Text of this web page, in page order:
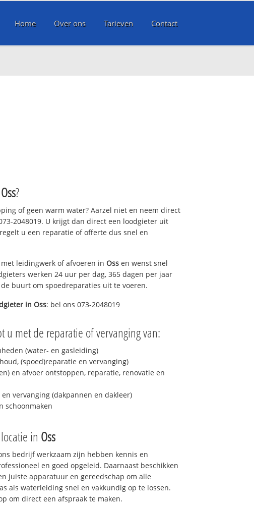
Home Over ons Tarieven Contact
Oss?
of geen warm water? Aarzel niet en neem direct
2048019. U krijgt dan direct een loodgieter uit
u een reparatie of offerte dus snel en
leidingwerk of afvoeren in Oss en wenst snel
werken 24 uur per dag, 365 dagen per jaar
buurt om spoedreparaties uit te voeren.
in Oss: bel ons 073-2048019
u met de reparatie of vervanging van:
(water- en gasleiding)
(spoed)reparatie en vervanging)
en afvoer ontstoppen, reparatie, renovatie en
vervanging (dakpannen en dakleer)
schoonmaken
in Oss
bedrijf werkzaam zijn hebben kennis en
en goed opgeleid. Daarnaast beschikken
juiste apparatuur en gereedschap om alle
als waterleiding snel en vakkundig op te lossen.
om direct een afspraak te maken.